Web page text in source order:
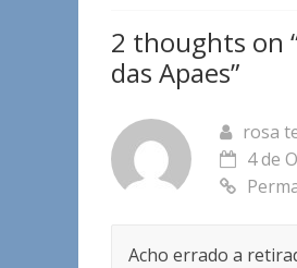
2 thoughts on
das Apaes”
rosa
4 de
Acho errado a